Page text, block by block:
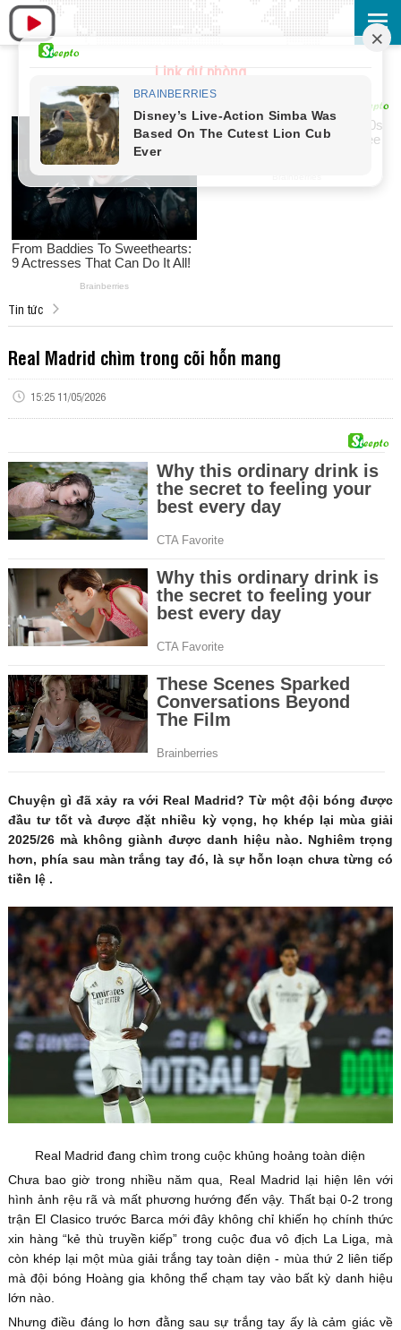
Link dự phòng
Tin tức
Real Madrid chìm trong cõi hỗn mang
15:25 11/05/2026
Chuyện gì đã xảy ra với Real Madrid? Từ một đội bóng được
đầu tư tốt và được đặt nhiều kỳ vọng, họ khép lại mùa giải
2025/26 mà không giành được danh hiệu nào. Nghiêm trọng
hơn, phía sau màn trắng tay đó, là sự hỗn loạn chưa từng có
tiền lệ .
Real Madrid đang chìm trong cuộc khủng hoảng toàn diện
Chưa bao giờ trong nhiều năm qua, Real Madrid lại hiện lên với
hình ảnh rệu rã và mất phương hướng đến vậy. Thất bại 0-2 trong
trận El Clasico trước Barca mới đây không chỉ khiến họ chính thức
xin hàng “kẻ thù truyền kiếp” trong cuộc đua vô địch La Liga, mà
còn khép lại một mùa giải trắng tay toàn diện - mùa thứ 2 liên tiếp
mà đội bóng Hoàng gia không thể chạm tay vào bất kỳ danh hiệu
lớn nào.
Nhưng điều đáng lo hơn đằng sau sự trắng tay ấy là cảm giác về